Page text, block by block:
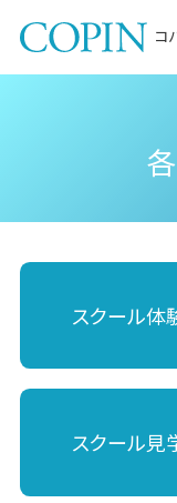
コ
スクール体
スクール見